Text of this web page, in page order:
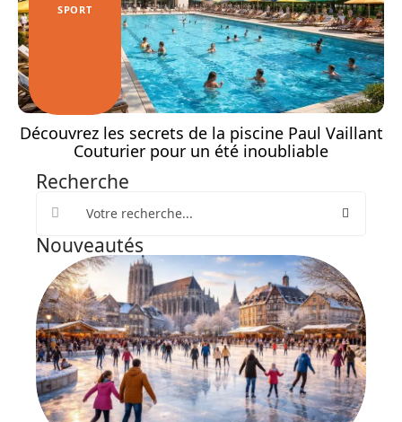
SPORT
Découvrez les secrets de la piscine Paul Vaillant
Couturier pour un été inoubliable
Recherche
Nouveautés